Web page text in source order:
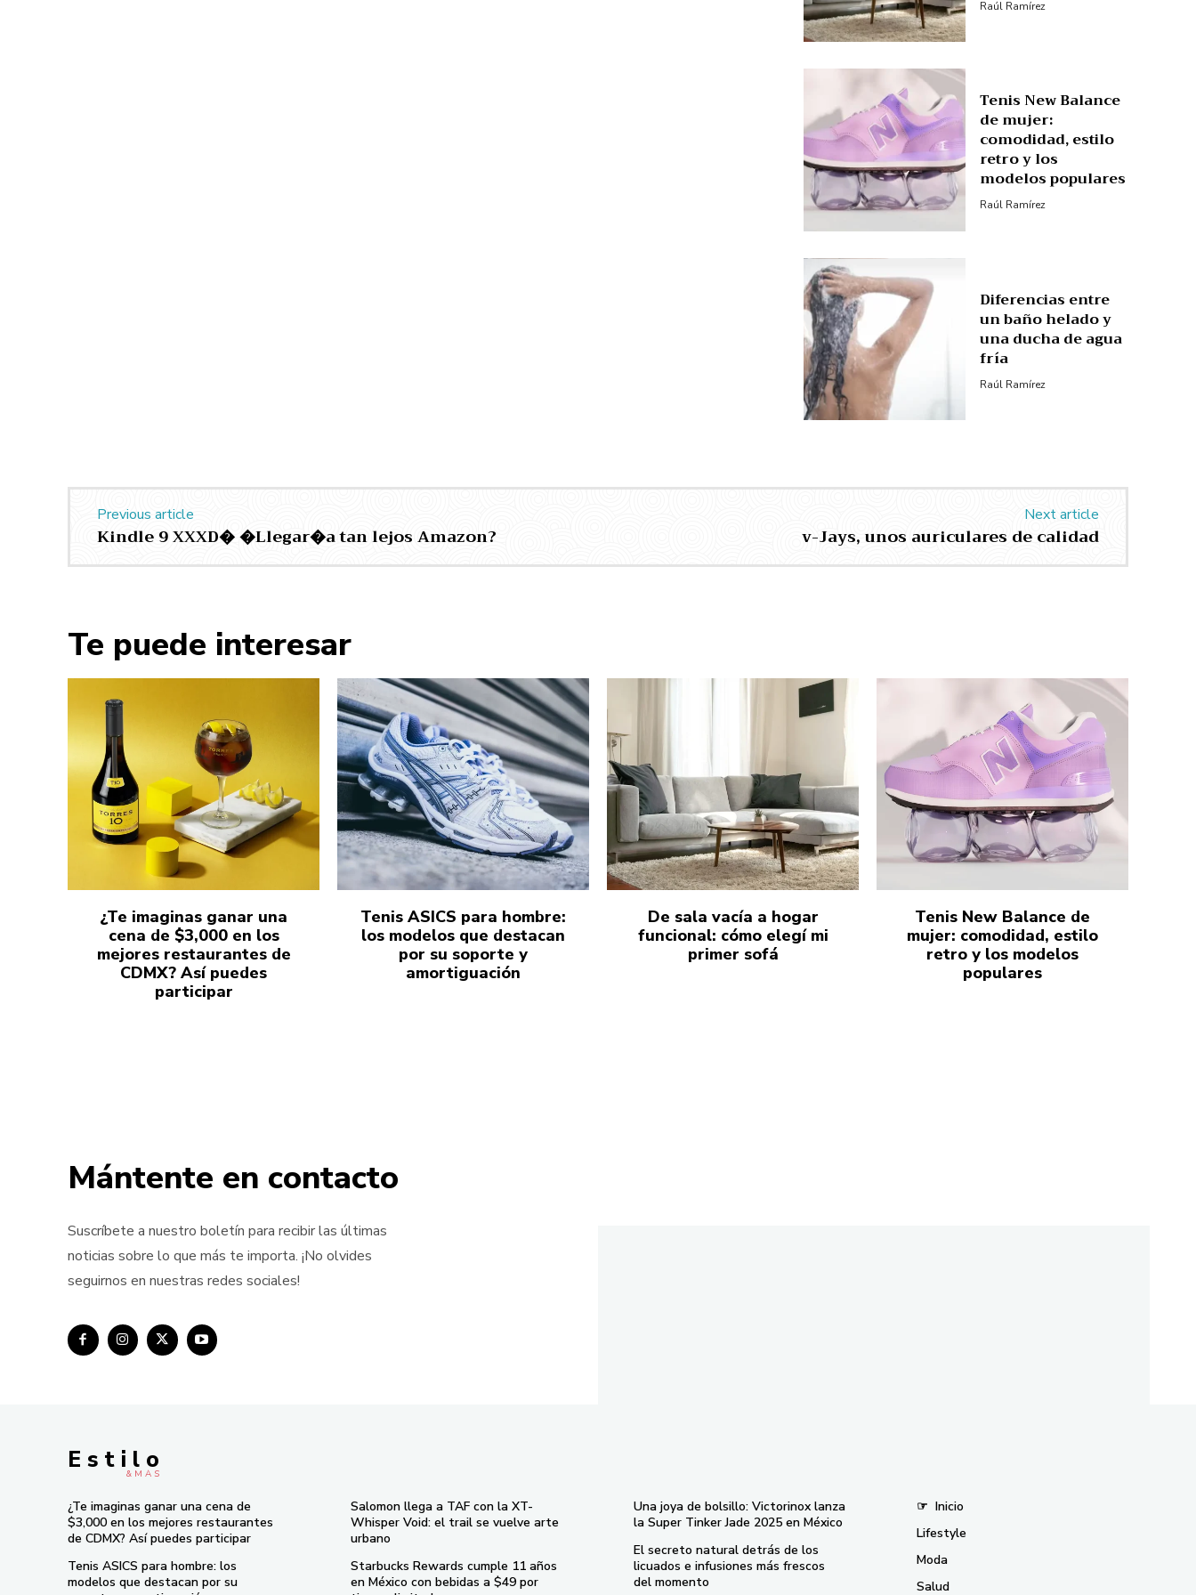
Raúl Ramírez
Tenis New Balance
de mujer:
comodidad, estilo
retro y los
modelos populares
Raúl Ramírez
Diferencias entre
un baño helado y
una ducha de agua
fría
Raúl Ramírez
Previous article
Kindle 9 XXXD� �Llegar�a tan lejos Amazon?
Next article
v-Jays, unos auriculares de calidad
Te puede interesar
¿Te imaginas ganar una
cena de $3,000 en los
mejores restaurantes de
CDMX? Así puedes
participar
Tenis ASICS para hombre:
los modelos que destacan
por su soporte y
amortiguación
De sala vacía a hogar
funcional: cómo elegí mi
primer sofá
Tenis New Balance de
mujer: comodidad, estilo
retro y los modelos
populares
Mántente en contacto
Suscríbete a nuestro boletín para recibir las últimas
noticias sobre lo que más te importa. ¡No olvides
seguirnos en nuestras redes sociales!
E s t i l o
& M À S
¿Te imaginas ganar una cena de
$3,000 en los mejores restaurantes
de CDMX? Así puedes participar
Tenis ASICS para hombre: los
modelos que destacan por su
Salomon llega a TAF con la XT-
Whisper Void: el trail se vuelve arte
urbano
Starbucks Rewards cumple 11 años
en México con bebidas a $49 por
Una joya de bolsillo: Victorinox lanza
la Super Tinker Jade 2025 en México
El secreto natural detrás de los
licuados e infusiones más frescos
del momento
☞ Inicio
Lifestyle
Moda
Salud